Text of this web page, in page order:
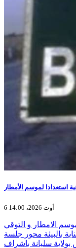
استعدادا لموسم الأمطار
6 أوت 2026، 14:00
الامطار و التوقي
بالبيئة محور جلسة